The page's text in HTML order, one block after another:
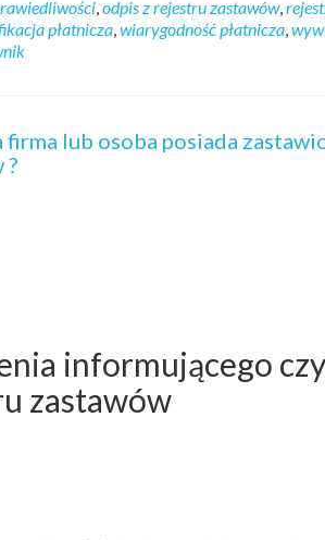
,odpis z rejestru zastawów,
płatnicza,wiarygodność płatnicza,
firma lub osoba posiada
?
informującego czy
zastawów